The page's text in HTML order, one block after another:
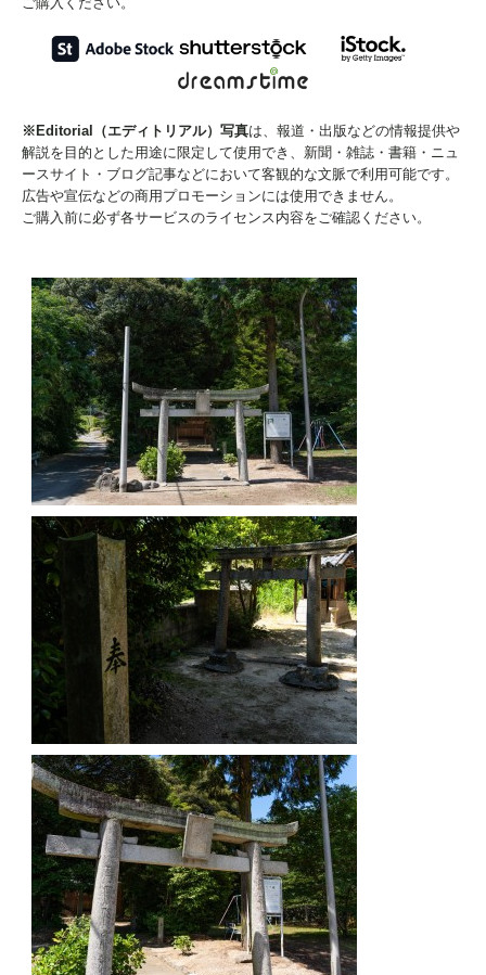
ご購入ください。
※Editorial（エディトリアル）写真は、報道・出版などの情報提供や
解説を目的とした用途に限定して使用でき、新聞・雑誌・書籍・ニュ
ースサイト・ブログ記事などにおいて客観的な文脈で利用可能です。
広告や宣伝などの商用プロモーションには使用できません。
ご購入前に必ず各サービスのライセンス内容をご確認ください。